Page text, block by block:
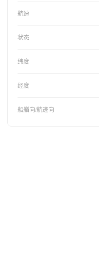
航速
状态
纬度
经度
船艏向/航迹向